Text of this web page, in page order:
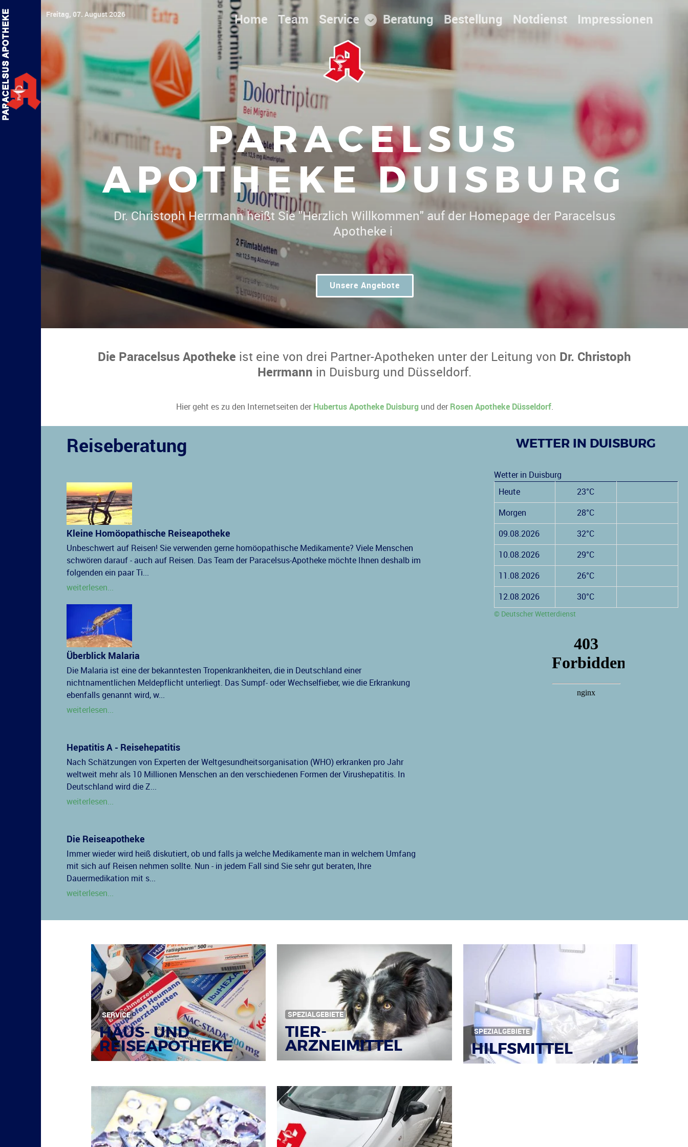
Freitag, 07. August 2026 Home Team Service Beratung Bestellung Notdienst Impressionen
PARACELSUS
APOTHEKE DUISBURG
Dr. Christoph Herrmann heißt Sie "Herzlich Willkomm|
Unsere Angebote
Die Paracelsus Apotheke ist eine von drei Partner-Apotheken unter der Leitung von Dr. Christoph
Herrmann in Duisburg und Düsseldorf.
Hier geht es zu den Internetseiten der Hubertus Apotheke Duisburg und der Rosen Apotheke Düsseldorf.
Reiseberatung
Kleine Homöopathische Reiseapotheke
Unbeschwert auf Reisen! Sie verwenden gerne homöopathische Medikamente? Viele Menschen
schwören darauf - auch auf Reisen. Das Team der Paracelsus-Apotheke möchte Ihnen deshalb im
folgenden ein paar Ti...
weiterlesen...
Überblick Malaria
Die Malaria ist eine der bekanntesten Tropenkrankheiten, die in Deutschland einer
nichtnamentlichen Meldepflicht unterliegt. Das Sumpf- oder Wechselfieber, wie die Erkrankung
ebenfalls genannt wird, w...
weiterlesen...
Hepatitis A - Reisehepatitis
Nach Schätzungen von Experten der Weltgesundheitsorganisation (WHO) erkranken pro Jahr
weltweit mehr als 10 Millionen Menschen an den verschiedenen Formen der Virushepatitis. In
Deutschland wird die Z...
weiterlesen...
Die Reiseapotheke
Immer wieder wird heiß diskutiert, ob und falls ja welche Medikamente man in welchem Umfang
mit sich auf Reisen nehmen sollte. Nun - in jedem Fall sind Sie sehr gut beraten, Ihre
Dauermedikation mit s...
weiterlesen...
WETTER IN DUISBURG
Wetter in Duisburg
Heute
23°C
Morgen 28°C
09.08.2026 32°C
10.08.2026 29°C
11.08.2026 26°C
12.08.2026 30°C
© Deutscher Wetterdienst
SERVICE
HAUS- UND
REISEAPOTHEKE
Bildquelle: © Tim Reckmann / pixelio.de
SPEZIALGEBIETE
TIER-
ARZNEIMITTEL
Bildquelle: © Iris Klauenberg / pixelio.de
SPEZIALGEBIETE
HILFSMITTEL